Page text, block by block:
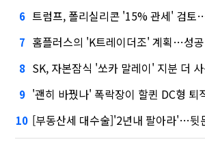
6 트럼프, 폴리실리콘 '15% 관세' 검토…한화
7 홈플러스의 'K트레이더조' 계획…성
8 SK, 자본잠식 '쏘카 말레이' 지분 더
9 '괜히 바꿨나' 폭락장이 할퀸 DC형 퇴직연
10 [부동산세 대수술]'2년내 팔아라'…뒷